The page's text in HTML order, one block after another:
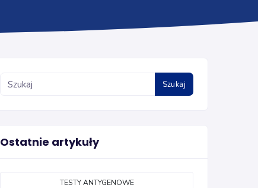
Szukaj
Ostatnie artykuły
TESTY ANTYGENOWE